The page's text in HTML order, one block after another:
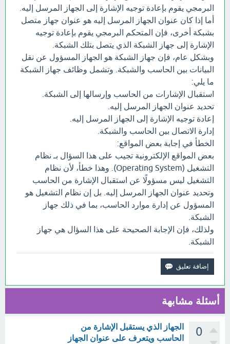
البرمجي يقوم بإعادة توجيه الإشارة إلى الجهاز المرسل إليه.
أما إذا كان عنوان الجهاز المرسل إليه هو عنوان جهاز متصل
بشبكة أخرى، فإن المتحكم البرمجي يقوم بإعادة توجيه
الإشارة إلى جهاز الشبكة الذي يتصل بتلك الشبكة.
وبشكل عام، فإن جهاز الشبكة هو الجهاز المسؤول عن نقل
البيانات بين الحاسب والشبكة. وتشمل وظائف جهاز الشبكة
ما يلي:
استقبال الإشارات من الحاسب وإرسالها إلى الشبكة.
تحديد عنوان الجهاز المرسل إليه.
إعادة توجيه الإشارة إلى الجهاز المرسل إليه.
إدارة الاتصال بين الحاسب والشبكة.
الخطأ في إجابة بعض المواقع:
بعض المواقع الإلكترونية تجيب على هذا السؤال بـ نظام
التشغيل (Operating System). وهذا خطأ، لأن نظام
التشغيل ليس مسؤولًا عن استقبال الإشارة من الحاسب
وتحديد عنوان الجهاز المرسل إليه. بل إن نظام التشغيل هو
المسؤول عن إدارة موارد الحاسب، بما في ذلك جهاز
الشبكة.
ولذلك، فإن الإجابة الصحيحة على هذا السؤال هي جهاز
الشبكة.
أسئلة مشابهة
0
الجهاز الذي يستقبل الإشارة من
الحاسب ويتعرف على عنوان الجهاز